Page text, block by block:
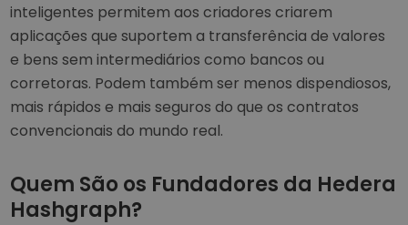
inteligentes permitem aos criadores criarem
aplicações que suportem a transferência de valores
e bens sem intermediários como bancos ou
corretoras. Podem também ser menos dispendiosos,
mais rápidos e mais seguros do que os contratos
convencionais do mundo real.
Quem São os Fundadores da Hedera
Hashgraph?